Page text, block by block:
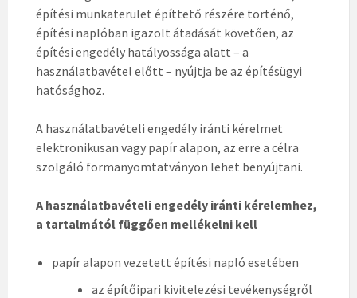
építési munkaterület építtető részére történő,
építési naplóban igazolt átadását követően, az
építési engedély hatályossága alatt – a
használatbavétel előtt – nyújtja be az építésügyi
hatósághoz.
A használatbavételi engedély iránti kérelmet
elektronikusan vagy papír alapon, az erre a célra
szolgáló formanyomtatványon lehet benyújtani.
A használatbavételi engedély iránti kérelemhez,
a tartalmától függően mellékelni kell
papír alapon vezetett építési napló esetében
az építőipari kivitelezési tevékenységről